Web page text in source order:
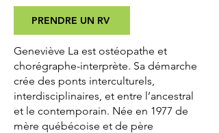
PRENDRE UN RV
Geneviève La est ostéopathe et
chorégraphe-interprète. Sa démarche
crée des ponts interculturels,
interdisciplinaires, et entre l’ancestral
et le contemporain. Née en 1977 de
mère québécoise et de père